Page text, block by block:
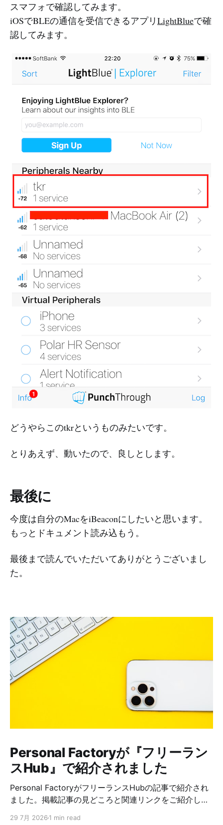
スマフォで確認してみます。
iOSでBLEの通信を受信できるアプリLightBlueで確
認してみます。
どうやらこのtkrというものみたいです。
とりあえず、動いたので、良しとします。
最後に
今度は自分のMacをiBeaconにしたいと思います。
もっとドキュメント読み込もう。
最後まで読んでいただいてありがとうございまし
た。
Personal Factoryが『フリーラン
スHub』で紹介されました
Personal FactoryがフリーランスHubの記事で紹介され
ました。掲載記事の見どころと関連リンクをご紹介しま
29 7月 2026 1 min read